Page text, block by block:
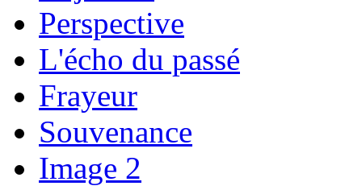
Perspective
L'écho du passé
Frayeur
Souvenance
Image 2